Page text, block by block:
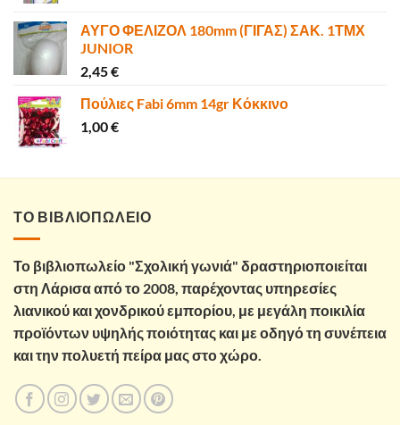
ΑΥΓΟ ΦΕΛΙΖΟΛ 180mm (ΓΙΓΑΣ) ΣΑΚ. 1ΤΜΧ
JUNIOR
2,45€
Πούλιες Fabi 6mm 14gr Κόκκινο
1,00€
ΤΟ ΒΙΒΛΙΟΠΩΛΕΙΟ
Το βιβλιοπωλείο "Σχολική γωνιά" δραστηριοποιείται
στη Λάρισα από το 2008, παρέχοντας υπηρεσίες
λιανικού και χονδρικού εμπορίου, με μεγάλη ποικιλία
προϊόντων υψηλής ποιότητας και με οδηγό τη συνέπεια
και την πολυετή πείρα μας στο χώρο.